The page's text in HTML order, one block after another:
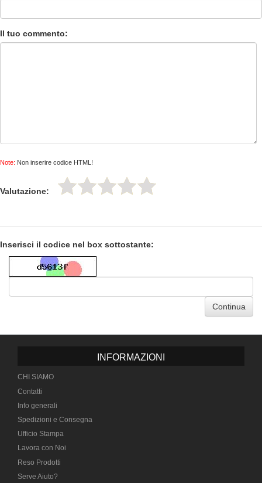
Il tuo commento:
Note: Non inserire codice HTML!
Valutazione:
Inserisci il codice nel box sottostante:
Continua
INFORMAZIONI
CHI SIAMO
Contatti
Info generali
Spedizioni e Consegna
Ufficio Stampa
Lavora con Noi
Reso Prodotti
Serve Aiuto?